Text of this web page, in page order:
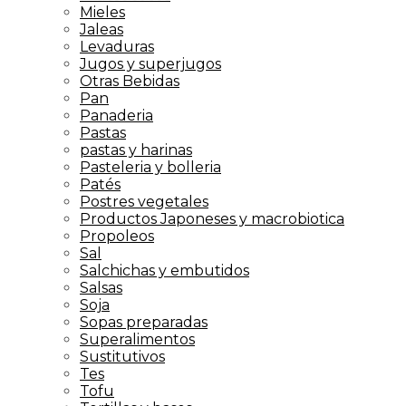
Mieles
Jaleas
Levaduras
Jugos y superjugos
Otras Bebidas
Pan
Panaderia
Pastas
pastas y harinas
Pasteleria y bolleria
Patés
Postres vegetales
Productos Japoneses y macrobiotica
Propoleos
Sal
Salchichas y embutidos
Salsas
Soja
Sopas preparadas
Superalimentos
Sustitutivos
Tes
Tofu